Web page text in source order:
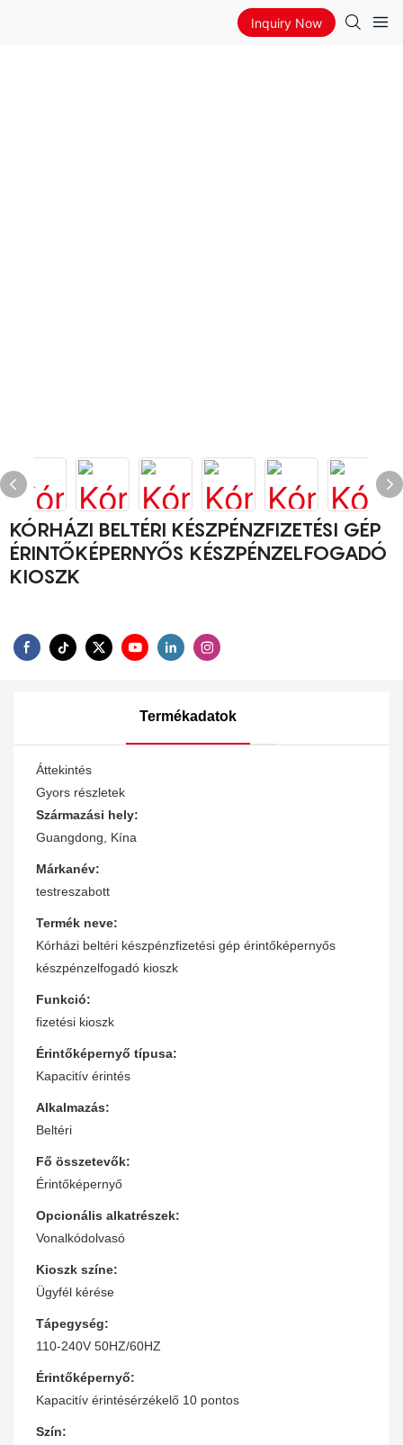
Inquiry Now
KÓRHÁZI BELTÉRI KÉSZPÉNZFIZETÉSI GÉP
ÉRINTŐKÉPERNYŐS KÉSZPÉNZELFOGADÓ
KIOSZK
Termékadatok
Áttekintés
Gyors részletek
Származási hely:
Guangdong, Kína
Márkanév:
testreszabott
Termék neve:
Kórházi beltéri készpénzfizetési gép érintőképernyős
készpénzelfogadó kioszk
Funkció:
fizetési kioszk
Érintőképernyő típusa:
Kapacitív érintés
Alkalmazás:
Beltéri
Fő összetevők:
Érintőképernyő
Opcionális alkatrészek:
Vonalkódolvasó
Kioszk színe:
Ügyfél kérése
Tápegység:
110-240V 50HZ/60HZ
Érintőképernyő:
Kapacitív érintésérzékelő 10 pontos
Szín: